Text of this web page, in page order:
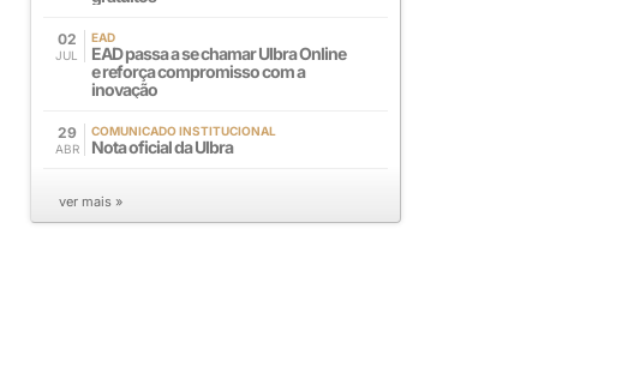
02
JUL
EAD
EAD passa a se chamar Ulbra Online
e reforça compromisso com a
inovação
29
ABR
COMUNICADO INSTITUCIONAL
Nota oficial da Ulbra
ver mais »